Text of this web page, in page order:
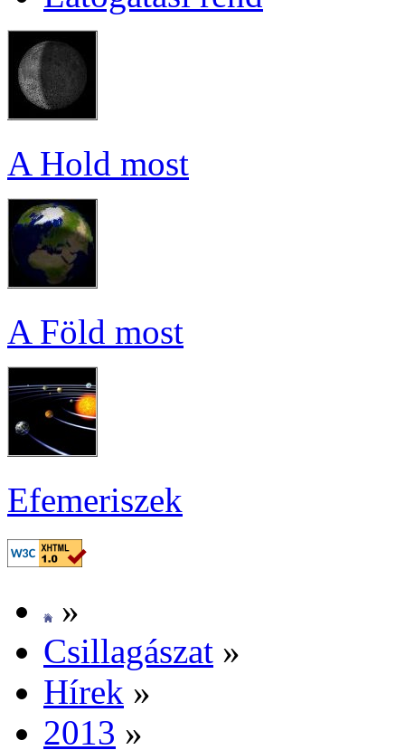
A Hold most
A Föld most
Efe­me­ri­szek
»
Csil­la­gá­szat »
Hí­rek »
2013 »